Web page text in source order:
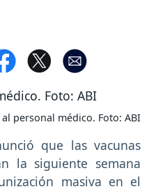
personal médico. Foto: ABI
que las vacunas
la siguiente semana
masiva en el